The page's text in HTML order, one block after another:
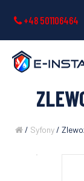
+48 501106464
/ Syfony/